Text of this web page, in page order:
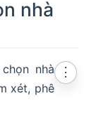
nhà
nhà
xét, phê
⋮